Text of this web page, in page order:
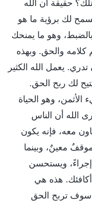
حقيقة أن الله
لك برؤية ما هو
وهو ما يمنحك
كلامه والحق. وبهذه
يعمل الله الكثير
لك ربح الحق.
الأثمن، وهو الحياة
الله أن الناس
معه، فإنه يكون
معينٌ، وبينما
إجراءً، ويستحسن
هذه هي
سوف تربح الحق